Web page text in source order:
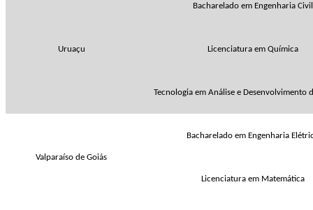
Uruaçu
Bacharelado em Engenharia Civil
Licenciatura em Química
Tecnologia em Análise e Desenvolvimento
Valparaíso de Goiás
Bacharelado em Engenharia
Licenciatura em Matemática